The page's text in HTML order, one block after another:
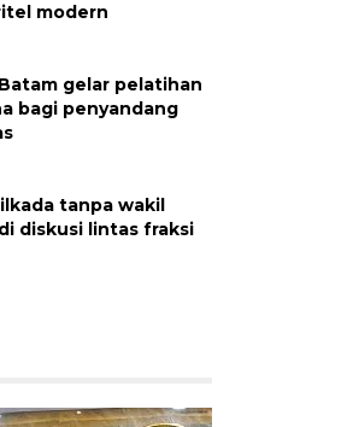
modern
gelar pelatihan
bagi penyandang
tanpa wakil
diskusi lintas fraksi